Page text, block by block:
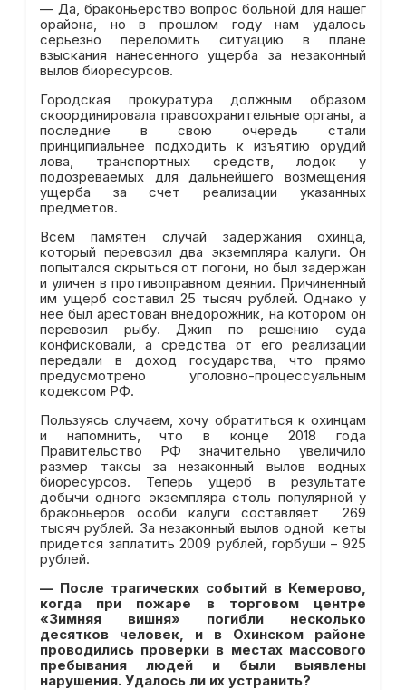
— Да, браконьерство вопрос больной для нашег
орайона, но в прошлом году нам удалось
серьезно переломить ситуацию в плане
взыскания нанесенного ущерба за незаконный
вылов биоресурсов.
Городская прокуратура должным образом
скоординировала правоохранительные органы, а
последние в свою очередь стали
принципиальнее подходить к изъятию орудий
лова, транспортных средств, лодок у
подозреваемых для дальнейшего возмещения
ущерба за счет реализации указанных
предметов.
Всем памятен случай задержания охинца,
который перевозил два экземпляра калуги. Он
попытался скрыться от погони, но был задержан
и уличен в противоправном деянии. Причиненный
им ущерб составил 25 тысяч рублей. Однако у
нее был арестован внедорожник, на котором он
перевозил рыбу. Джип по решению суда
конфисковали, а средства от его реализации
передали в доход государства, что прямо
предусмотрено уголовно-процессуальным
кодексом РФ.
Пользуясь случаем, хочу обратиться к охинцам
и напомнить, что в конце 2018 года
Правительство РФ значительно увеличило
размер таксы за незаконный вылов водных
биоресурсов. Теперь ущерб в результате
добычи одного экземпляра столь популярной у
браконьеров особи калуги составляет 269
тысяч рублей. За незаконный вылов одной кеты
придется заплатить 2009 рублей, горбуши – 925
рублей.
—После трагических событий в Кемерово,
когда при пожаре в торговом центре
«Зимняя вишня» погибли несколько
десятков человек, и в Охинском районе
проводились проверки в местах массового
пребывания людей и были выявлены
нарушения. Удалось ли их устранить?